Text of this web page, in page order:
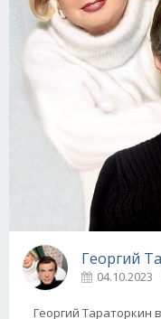
Георгий
04.10.2023
Георгий Тараторкин